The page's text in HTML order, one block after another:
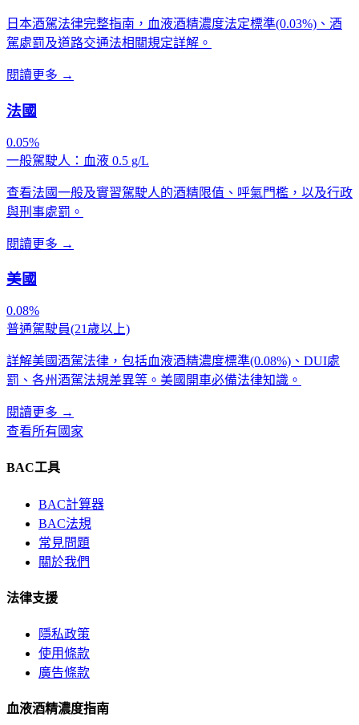
日本酒駕法律完整指南，血液酒精濃度法定標準(0.03%)、酒
駕處罰及道路交通法相關規定詳解。
閱讀更多 →
法國
0.05%
一般駕駛人：血液 0.5 g/L
查看法國一般及實習駕駛人的酒精限值、呼氣門檻，以及行政
與刑事處罰。
閱讀更多 →
美國
0.08%
普通駕駛員(21歲以上)
詳解美國酒駕法律，包括血液酒精濃度標準(0.08%)、DUI處
罰、各州酒駕法規差異等。美國開車必備法律知識。
閱讀更多 →
查看所有國家
BAC工具
BAC計算器
BAC法規
常見問題
關於我們
法律支援
隱私政策
使用條款
廣告條款
血液酒精濃度指南